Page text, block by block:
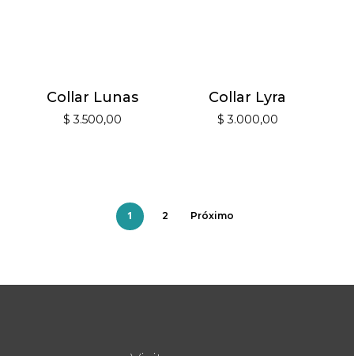
Collar Lunas
$ 3.500,00
Collar Lyra
$ 3.000,00
1 2 Próximo